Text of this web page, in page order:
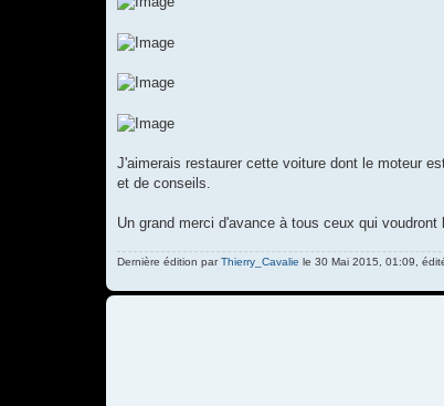
J'aimerais restaurer cette voiture dont le moteur
et de conseils.
Un grand merci d'avance à tous ceux qui voudront
Dernière édition parThierry_Cavalie le 30 Mai 2015, 01:09,